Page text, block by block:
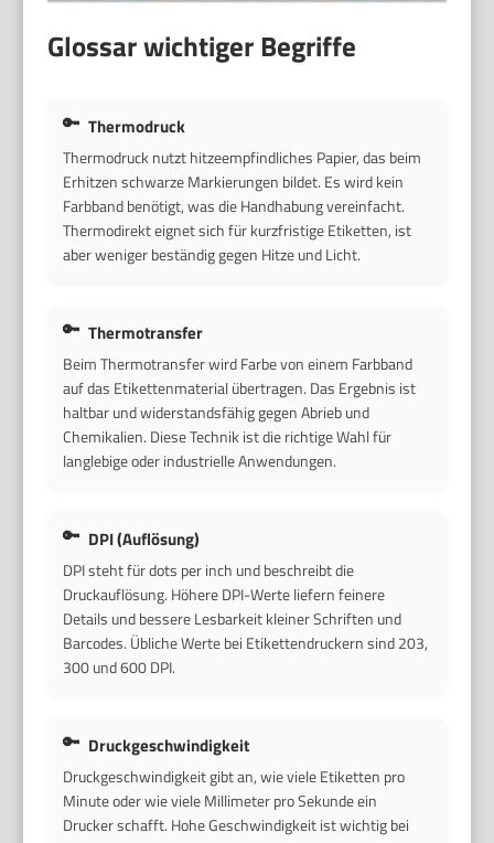
Glossar wichtiger Begriffe
Thermodruck
Thermodruck nutzt hitzeempfindliches Papier, das beim
Erhitzen schwarze Markierungen bildet. Es wird kein
Farbband benötigt, was die Handhabung vereinfacht.
Thermodirekt eignet sich für kurzfristige Etiketten, ist
aber weniger beständig gegen Hitze und Licht.
Thermotransfer
Beim Thermotransfer wird Farbe von einem Farbband
auf das Etikettenmaterial übertragen. Das Ergebnis ist
haltbar und widerstandsfähig gegen Abrieb und
Chemikalien. Diese Technik ist die richtige Wahl für
langlebige oder industrielle Anwendungen.
DPI (Auflösung)
DPI steht für dots per inch und beschreibt die
Druckauflösung. Höhere DPI-Werte liefern feinere
Details und bessere Lesbarkeit kleiner Schriften und
Barcodes. Übliche Werte bei Etikettendruckern sind 203,
300 und 600 DPI.
Druckgeschwindigkeit
Druckgeschwindigkeit gibt an, wie viele Etiketten pro
Minute oder wie viele Millimeter pro Sekunde ein
Drucker schafft. Hohe Geschwindigkeit ist wichtig bei